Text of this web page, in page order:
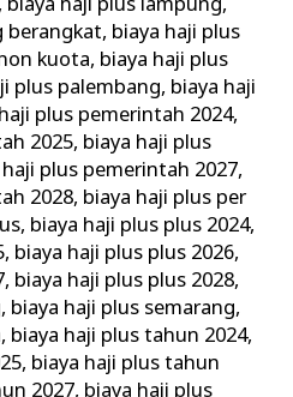
biaya haji plus lampung,
berangkat, biaya haji plus
kuota, biaya haji plus
plus palembang, biaya haji
plus pemerintah 2024,
2025, biaya haji plus
plus pemerintah 2027,
2028, biaya haji plus per
, biaya haji plus plus 2024,
, biaya haji plus plus 2026,
, biaya haji plus plus 2028,
, biaya haji plus semarang,
, biaya haji plus tahun 2024,
, biaya haji plus tahun